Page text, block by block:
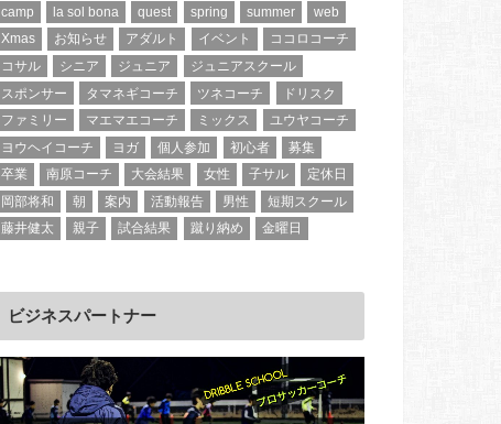
camp la sol bona quest spring summer
web
Xmas
お知らせ アダルト イベント
ココロコーチ
コサル
シニア ジュニア
ジュニアスクール
スポンサー
タマネギコーチ ツネコーチ
ドリスク
ファミリー
マエマエコーチ ミックス
ユウヤコーチ
ヨウヘイコーチ
ヨガ 個人参加 初心者
募集
卒業
南原コーチ 大会結果 女性 子サル
定休日
岡部将和
朝 案内 活動報告 男性
短期スクール
藤井健太
親子 試合結果 蹴り納め 金曜日
ビジネスパートナー